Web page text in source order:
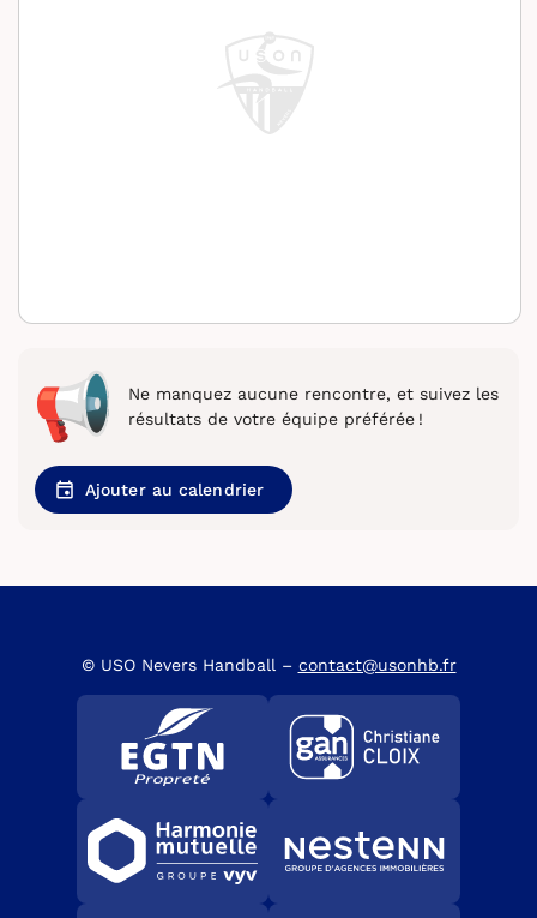
Ne manquez aucune rencontre, et suivez les
résultats de votre équipe préférée !
Ajouter au calendrier
© USO Nevers Handball – contact@usonhb.fr